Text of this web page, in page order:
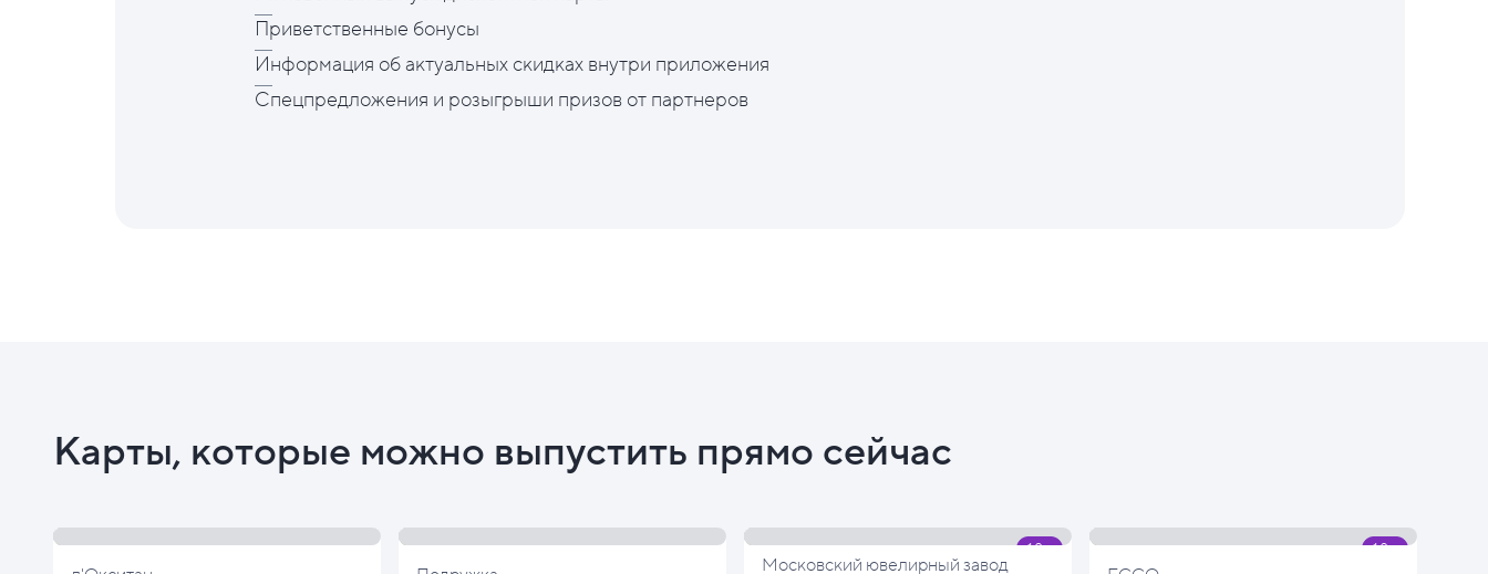
Приветственные бонусы
Информация об актуальных скидках внутри приложения
Спецпредложения и розыгрыши призов от партнеров
Карты, которые можно выпустить прямо сейчас
Московский ювелирный завод